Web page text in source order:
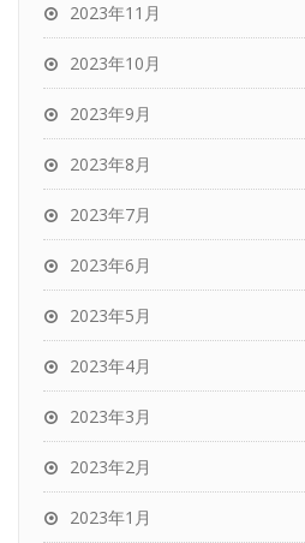
2023年11月
2023年10月
2023年9月
2023年8月
2023年7月
2023年6月
2023年5月
2023年4月
2023年3月
2023年2月
2023年1月